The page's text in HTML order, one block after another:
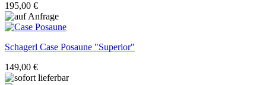
195,00 €
Schagerl Case Posaune "Superior"
149,00 €